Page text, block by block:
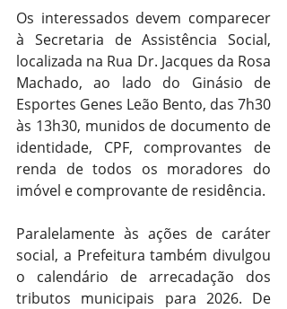
Os interessados devem comparecer
à Secretaria de Assistência Social,
localizada na Rua Dr. Jacques da Rosa
Machado, ao lado do Ginásio de
Esportes Genes Leão Bento, das 7h30
às 13h30, munidos de documento de
identidade, CPF, comprovantes de
renda de todos os moradores do
imóvel e comprovante de residência.
Paralelamente às ações de caráter
social, a Prefeitura também divulgou
o calendário de arrecadação dos
tributos municipais para 2026. De